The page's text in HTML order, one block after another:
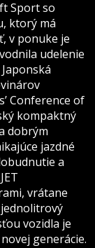
Sport so
ktorý má
v ponuke je
udelenie
Conference of
kompaktný
dobrým
jazdné
a
vrátane
vozidla je
generácie.